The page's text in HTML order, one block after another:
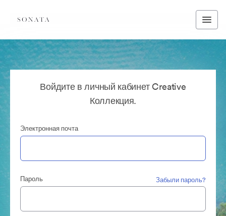
Войдите в личный кабинет Creative
Коллекция.
Электронная почта
Пароль Забыли пароль?